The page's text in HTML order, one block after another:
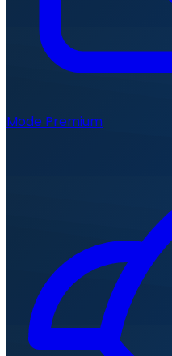
Mode Premium